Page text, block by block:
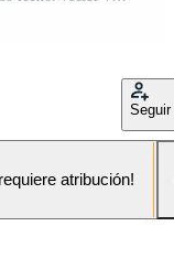
Seguir
atribución!